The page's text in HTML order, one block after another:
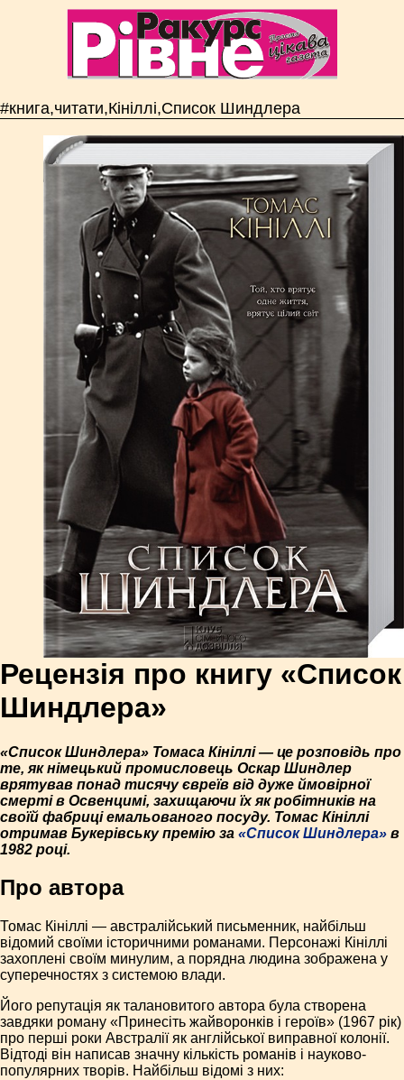
#книга,читати,Кініллі,Список Шиндлера
Рецензія про книгу «Список
Шиндлера»
«Список Шиндлера» Томаса Кініллі — це розповідь про
те, як німецький промисловець Оскар Шиндлер
врятував понад тисячу євреїв від дуже ймовірної
смерті в Освенцимі, захищаючи їх як робітників на
своїй фабриці емальованого посуду. Томас Кініллі
отримав Букерівську премію за «Список Шиндлера» в
1982 році.
Про автора
Томас Кініллі — австралійський письменник, найбільш
відомий своїми історичними романами. Персонажі Кініллі
захоплені своїм минулим, а порядна людина зображена у
суперечностях з системою влади.
Його репутація як талановитого автора була створена
завдяки роману «Принесіть жайворонків і героїв» (1967 рік)
про перші роки Австралії як англійської виправної колонії.
Відтоді він написав значну кількість романів і науково-
популярних творів. Найбільш відомі з них: